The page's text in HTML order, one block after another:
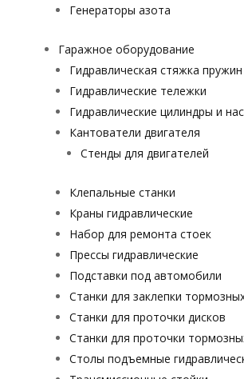
Генераторы азота
Гаражное оборудование
Гидравлическая стяжка пружин
Гидравлические тележки
Гидравлические цилиндры и
Кантователи двигателя
Стенды для двигателей
Клепальные станки
Краны гидравлические
Набор для ремонта стоек
Прессы гидравлические
Подставки под автомобили
Станки для заклепки
Станки для проточки дисков
Станки для проточки
Столы подъемные